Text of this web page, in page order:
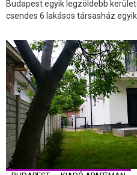
Budapest egyik legzöldebb
csendes 6 lakásos társasház egyik